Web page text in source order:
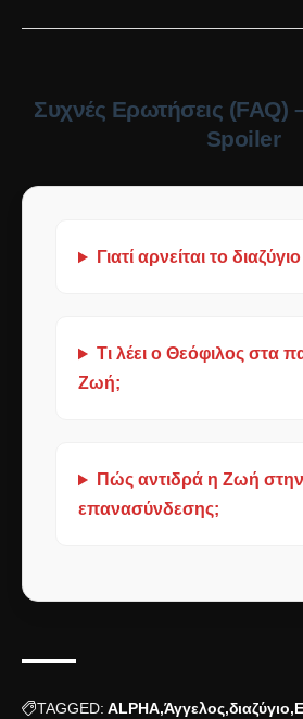
Συχνές Ερωτήσεις (FAQ)
Spoiler
Γιατί αρνείται το
Τι λέει ο Θεόφιλος στα
Ζωή;
Πώς αντιδρά η Ζωή
επανασύνδεσης;
TAGGED: ALPHA Άγγελος διαζύγιο